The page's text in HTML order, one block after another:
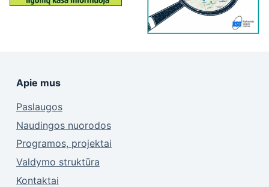
Apie mus
Paslaugos
Naudingos nuorodos
Programos, projektai
Valdymo struktūra
Kontaktai